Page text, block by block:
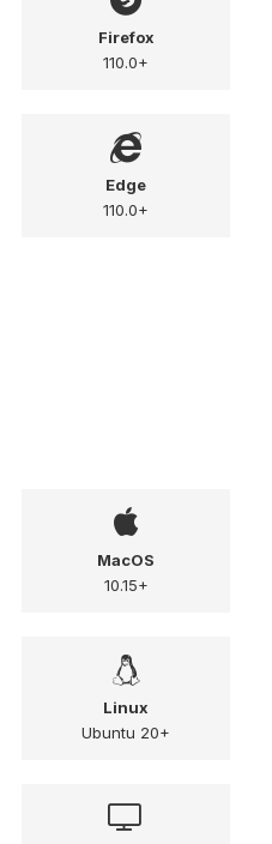
Firefox
110.0+
Edge
110.0+
MacOS
10.15+
Linux
Ubuntu 20+